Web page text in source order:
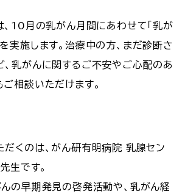
、10月の乳がん月間にあわせて「乳が
実施します。治療中の方、まだ診断さ
乳がんに関するご不安やご心配のあ
相談いただけます。
くのは、がん研有明病院 乳腺セン
生です。
の早期発見の啓発活動や、乳がん経